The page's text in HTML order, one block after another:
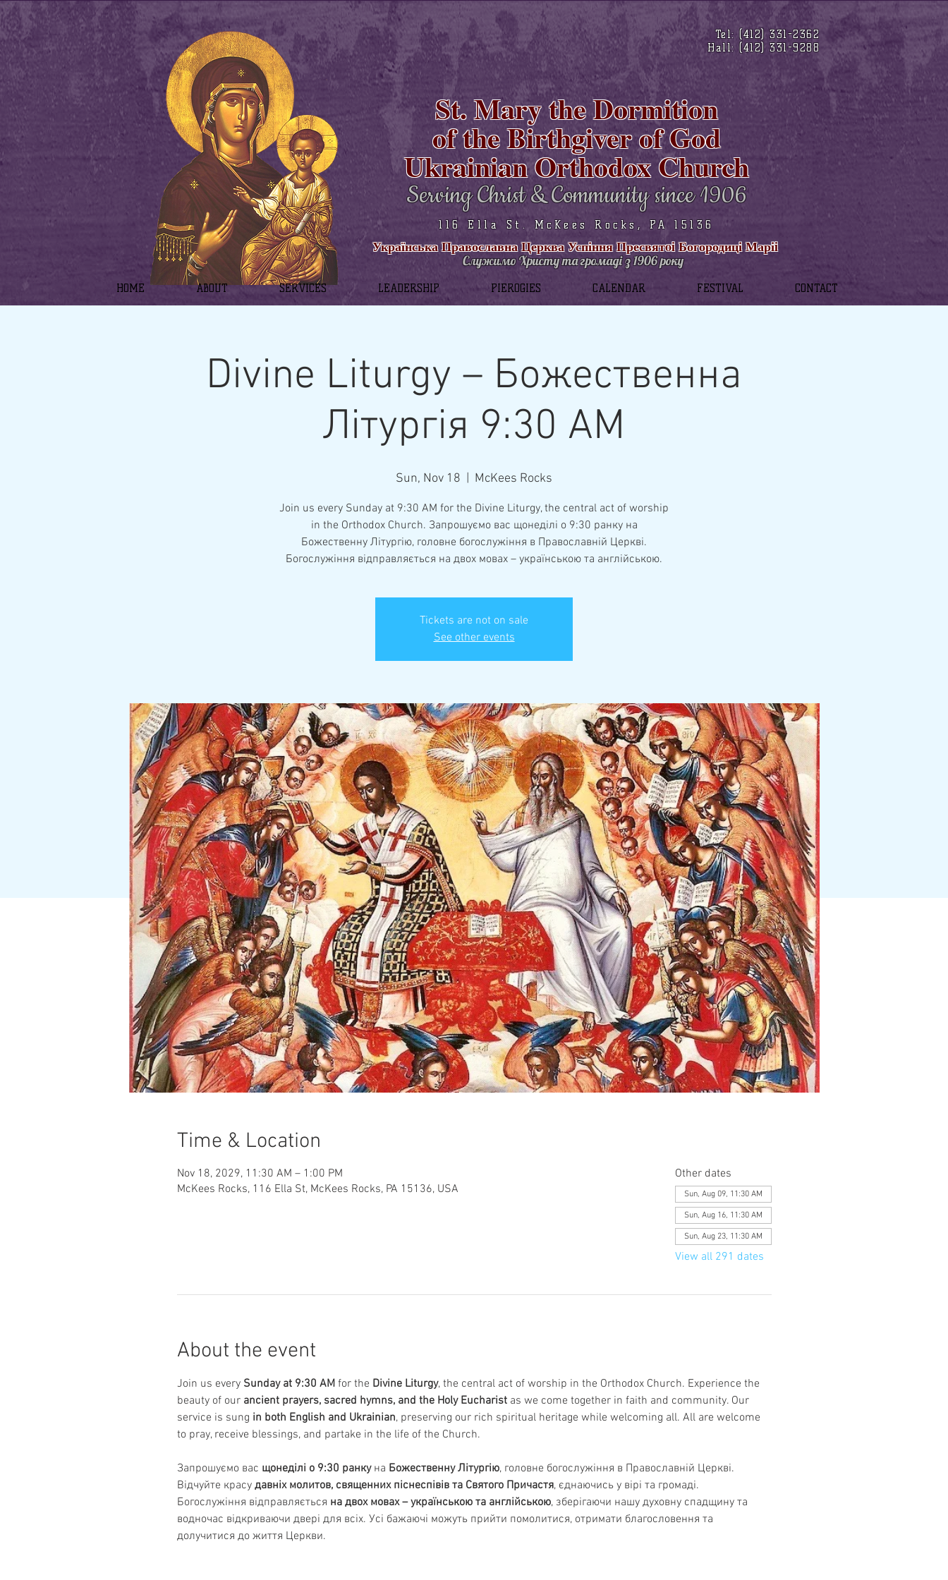
Tel: (412) 331-2362
Hall: (412) 331-9288
St. Mary the Dormition
of the Birthgiver of God
Ukrainian Orthodox Church
Serving Christ & Community since 1906
116 Ella St. McKees Rocks, PA 15136
Українська Православна Церква Успіння Пресвятoi Богородиці Маріi
Служимо Христу та громаді з 1906 року
HOME ABOUT SERVICES LEADERSHIP PIEROGIES CALENDAR FESTIVAL CONTACT
Divine Liturgy – Божественна
Літургія 9:30 AM
Sun, Nov 18 McKees Rocks
Join us every Sunday at 9:30 AM for the Divine Liturgy, the central act of worship
in the Orthodox Church. Запрошуємо вас щонеділі о 9:30 ранку на
Божественну Літургію, головне богослужіння в Православній Церкві.
Богослужіння відправляється на двох мовах – українською та англійською.
Tickets are not on sale
See other events
Time & Location
Nov 18, 2029, 11:30 AM – 1:00 PM
McKees Rocks, 116 Ella St, McKees Rocks, PA 15136, USA
Other dates
Sun, Aug 09, 11:30 AM
Sun, Aug 16, 11:30 AM
Sun, Aug 23, 11:30 AM
View all 291 dates
About the event
Join us every Sunday at 9:30 AM for the Divine Liturgy, the central act of worship in the Orthodox Church. Experience the
beauty of our ancient prayers, sacred hymns, and the Holy Eucharist as we come together in faith and community. Our
service is sung in both English and Ukrainian, preserving our rich spiritual heritage while welcoming all. All are welcome
to pray, receive blessings, and partake in the life of the Church.
Запрошуємо вас щонеділі о 9:30 ранку на Божественну Літургію, головне богослужіння в Православній Церкві.
Відчуйте красу давніх молитов, священних піснеспівів та Святого Причастя, єднаючись у вірі та громаді.
Богослужіння відправляється на двох мовах – українською та англійською, зберігаючи нашу духовну спадщину та
водночас відкриваючи двері для всіх. Усі бажаючі можуть прийти помолитися, отримати благословення та
долучитися до життя Церкви.